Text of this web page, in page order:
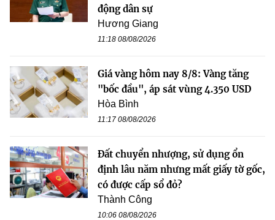
động dân sự
Hương Giang
11:18 08/08/2026
Giá vàng hôm nay 8/8: Vàng tăng
"bốc đầu", áp sát vùng 4.350 USD
Hòa Bình
11:17 08/08/2026
Đất chuyển nhượng, sử dụng ổn
định lâu năm nhưng mất giấy tờ gốc,
có được cấp sổ đỏ?
Thành Công
10:06 08/08/2026